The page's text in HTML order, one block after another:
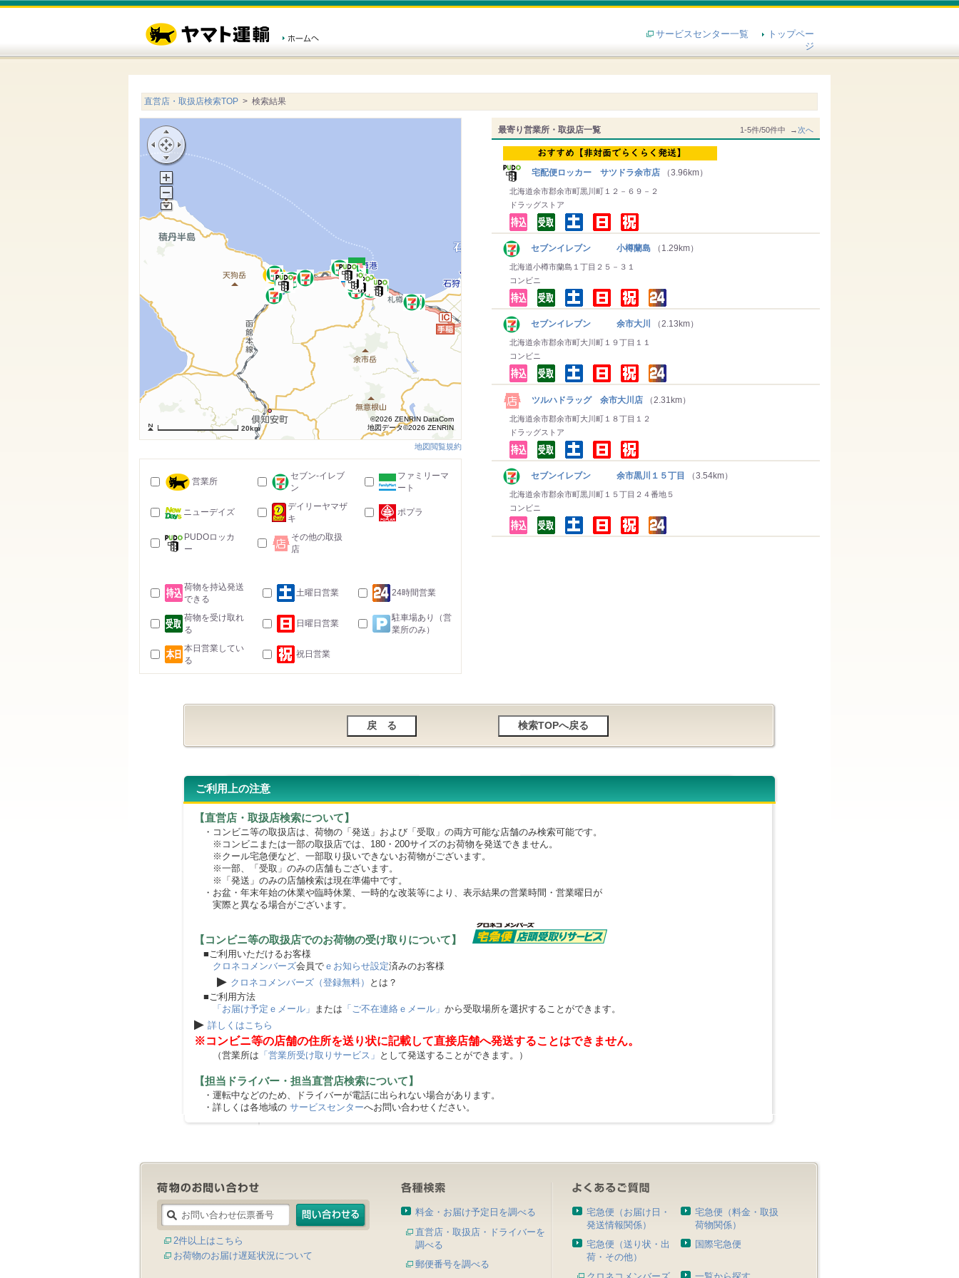
サービスセンター一覧
トップペー
ジ
直営店・取扱店検索TOP > 検索結果
最寄り営業所・取扱店一覧 1-5件/50件中 →次へ
宅配便ロッカー サツドラ余市店 （3.96km）
北海道余市郡余市町黒川町１２－６９－２
ドラッグストア
セブンイレブン 小樽蘭島 （1.29km）
北海道小樽市蘭島１丁目２５－３１
コンビニ
セブンイレブン 余市大川 （2.13km）
北海道余市郡余市町大川町１９丁目１１
コンビニ
ツルハドラッグ 余市大川店 （2.31km）
北海道余市郡余市町大川町１８丁目１２
ドラッグストア
セブンイレブン 余市黒川１５丁目 （3.54km）
北海道余市郡余市町黒川町１５丁目２４番地５
コンビニ
20km
©2026 ZENRIN DataCom
地図データ©2026 ZENRIN
地図閲覧規約
営業所
セブン-イレブ
ン
ファミリーマ
ート
ニューデイズ
デイリーヤマザ
キ
ポプラ
PUDOロッカ
ー
その他の取扱
店
荷物を持込発送
できる
土曜日営業 24時間営業
荷物を受け取れ
る
日曜日営業
駐車場あり（営
業所のみ）
本日営業してい
る
祝日営業
ご利用上の注意
【直営店・取扱店検索について】
・コンビニ等の取扱店は、荷物の「発送」および「受取」の両方可能な店舗のみ検索可能です。
※コンビニまたは一部の取扱店では、180・200サイズのお荷物を発送できません。
※クール宅急便など、一部取り扱いできないお荷物がございます。
※一部、「受取」のみの店舗もございます。
※「発送」のみの店舗検索は現在準備中です。
・お盆・年末年始の休業や臨時休業、一時的な改装等により、表示結果の営業時間・営業曜日が
実際と異なる場合がございます。
【コンビニ等の取扱店でのお荷物の受け取りについて】
■ご利用いただけるお客様
クロネコメンバーズ会員で ｅお知らせ設定済みのお客様
▶ クロネコメンバーズ（登録無料）
とは？
■ご利用方法
「お届け予定ｅメール」 または 「ご不在連絡ｅメール」 から受取場所を選択することができます。
▶ 詳しくはこちら
※コンビニ等の店舗の住所を送り状に記載して直接店舗へ発送することはできません。
（営業所は 「営業所受け取りサービス」 として発送することができます。）
【担当ドライバー・担当直営店検索について】
・運転中などのため、ドライバーが電話に出られない場合があります。
・詳しくは各地域の サービスセンターへお問い合わせください。
2件以上はこちら
お荷物のお届け遅延状況について
料金・お届け予定日を調べる
直営店・取扱店・ドライバーを
調べる
郵便番号を調べる
宅急便（お届け日・
発送情報関係）
宅急便（料金・取扱
荷物関係）
宅急便（送り状・出
荷・その他）
国際宅急便